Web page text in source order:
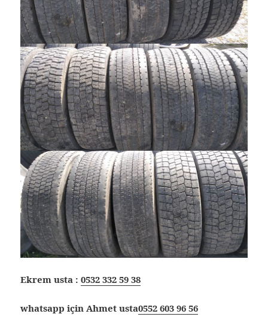
Ekrem usta :0532 332 59 38
whatsapp için Ahmet usta0552 603 96 56